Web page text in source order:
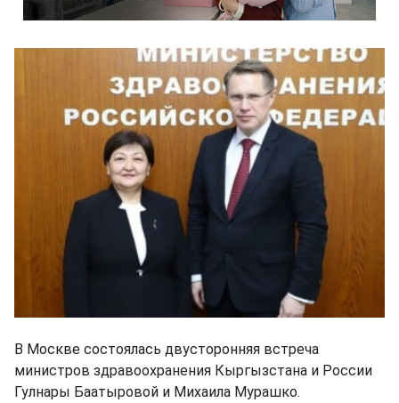
В Москве состоялась двусторонняя встреча
министров здравоохранения Кыргызстана и России
Гулнары Баатыровой и Михаила Мурашко.